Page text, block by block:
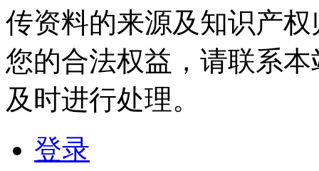
传资料的来源及知识产
您的合法权益，请联系
及时进行处理。
登录